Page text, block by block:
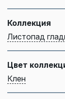
Коллекция
Листопад
Цвет
Клен